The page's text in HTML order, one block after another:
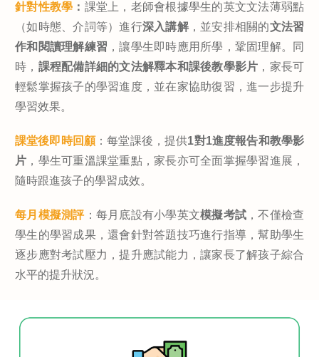
針對性教學 ： 課堂上，老師會根據學生的英文文法薄弱點
（如時態、介詞等）進行深入講解，並安排相關的文法習
作和閱讀理解練習 ，讓學生即時應用所學，鞏固理解。同
時， 課程配備詳細的文法解釋本和課後教學影片 ，家長可
輕鬆掌握孩子的學習進度，並在家協助復習，進一步提升
學習效果。
課堂後即時回顧：每堂課後，提供1對1進度報告和教學影
片 ，學生可重溫課堂重點，家長亦可全面掌握學習進展，
隨時跟進孩子的學習成效。
每月模擬測評 ：每月底設有小學英文模擬考試 ，不僅檢查
學生的學習成果，還會針對答題技巧進行指導，幫助學生
逐步應對考試壓力，提升應試能力，讓家長了解孩子綜合
水平的提升狀況。